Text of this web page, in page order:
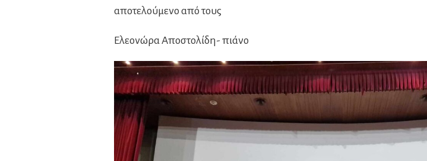
αποτελούμενο από τους
Ελεονώρα Αποστολίδη- πιάνο